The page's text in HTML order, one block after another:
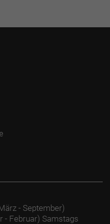
- September)
- Februar) Samstags